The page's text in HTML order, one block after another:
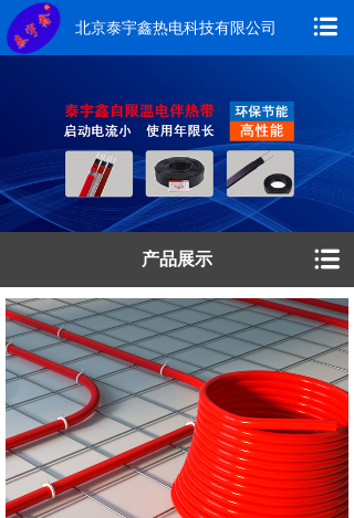
产品展示
北京泰宇鑫热电科技有限公司